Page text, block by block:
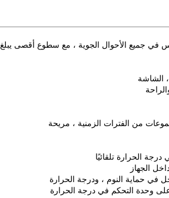
الجوية ، مع سطوع أقصى يبلغ 3000 شمعة في المتر المربع ؛
الشاشة
الحرارة تلقائيًا
الجهاز
في حماية النوم ، ودرجة الحرارة
وحدة التحكم في درجة الحرارة